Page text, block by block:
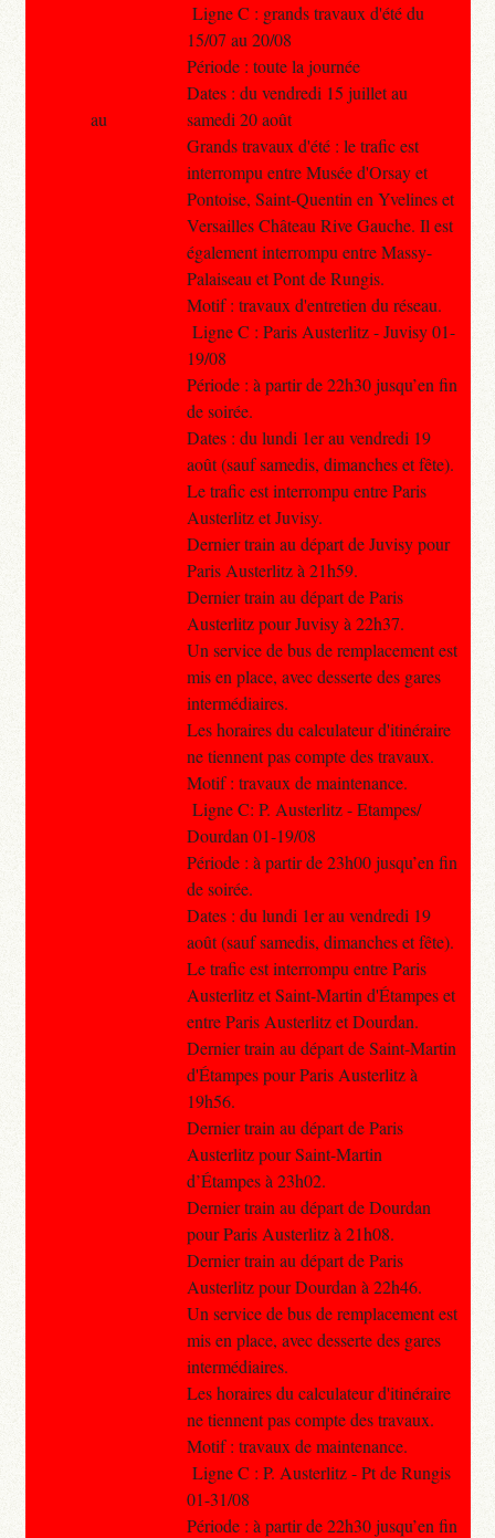
Ligne C : grands travaux d'été du
15/07 au 20/08
Période : toute la journée
Dates : du vendredi 15 juillet au
samedi 20 août
Grands travaux d'été : le trafic est
interrompu entre Musée d'Orsay et
Pontoise, Saint-Quentin en Yvelines et
Versailles Château Rive Gauche. Il est
également interrompu entre Massy-
Palaiseau et Pont de Rungis.
Motif : travaux d'entretien du réseau.
Ligne C : Paris Austerlitz - Juvisy 01-
19/08
Période : à partir de 22h30 jusqu’en fin
de soirée.
Dates : du lundi 1er au vendredi 19
août (sauf samedis, dimanches et fête).
Le trafic est interrompu entre Paris
Austerlitz et Juvisy.
Dernier train au départ de Juvisy pour
Paris Austerlitz à 21h59.
Dernier train au départ de Paris
Austerlitz pour Juvisy à 22h37.
Un service de bus de remplacement est
mis en place, avec desserte des gares
intermédiaires.
Les horaires du calculateur d'itinéraire
ne tiennent pas compte des travaux.
Motif : travaux de maintenance.
Ligne C: P. Austerlitz - Etampes/
Dourdan 01-19/08
Période : à partir de 23h00 jusqu’en fin
de soirée.
Dates : du lundi 1er au vendredi 19
août (sauf samedis, dimanches et fête).
Le trafic est interrompu entre Paris
Austerlitz et Saint-Martin d'Étampes et
entre Paris Austerlitz et Dourdan.
Dernier train au départ de Saint-Martin
d'Étampes pour Paris Austerlitz à
19h56.
Dernier train au départ de Paris
Austerlitz pour Saint-Martin
d’Étampes à 23h02.
Dernier train au départ de Dourdan
pour Paris Austerlitz à 21h08.
Dernier train au départ de Paris
Austerlitz pour Dourdan à 22h46.
Un service de bus de remplacement est
mis en place, avec desserte des gares
intermédiaires.
Les horaires du calculateur d'itinéraire
ne tiennent pas compte des travaux.
Motif : travaux de maintenance.
Ligne C : P. Austerlitz - Pt de Rungis
01-31/08
Période : à partir de 22h30 jusqu’en fin
au